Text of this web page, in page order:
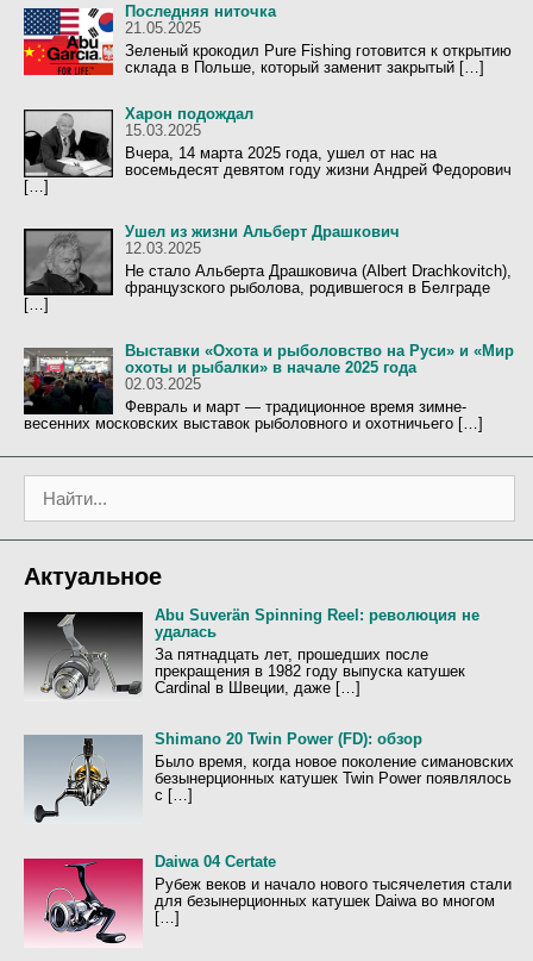
Последняя ниточка
21.05.2025
Зеленый крокодил Pure Fishing готовится к открытию
склада в Польше, который заменит закрытый […]
Харон подождал
15.03.2025
Вчера, 14 марта 2025 года, ушел от нас на
восемьдесят девятом году жизни Андрей Федорович
[…]
Ушел из жизни Альберт Драшкович
12.03.2025
Не стало Альберта Драшковича (Albert Drachkovitch),
французского рыболова, родившегося в Белграде
[…]
Выставки «Охота и рыболовство на Руси» и «Мир
охоты и рыбалки» в начале 2025 года
02.03.2025
Февраль и март — традиционное время зимне-
весенних московских выставок рыболовного и охотничьего […]
к
Актуальное
Abu Suverän Spinning Reel: революция не
удалась
За пятнадцать лет, прошедших после
прекращения в 1982 году выпуска катушек
Cardinal в Швеции, даже […]
Shimano 20 Twin Power (FD): обзор
Было время, когда новое поколение симановских
безынерционных катушек Twin Power появлялось
с […]
Daiwa 04 Certate
Рубеж веков и начало нового тысячелетия стали
для безынерционных катушек Daiwa во многом
[…]